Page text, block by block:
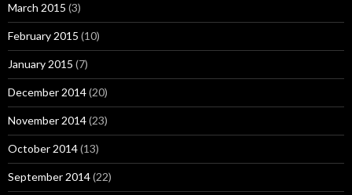
March 2015 (3)
February 2015 (10)
January 2015 (7)
December 2014(20)
November 2014(23)
October 2014(13)
September 2014(22)